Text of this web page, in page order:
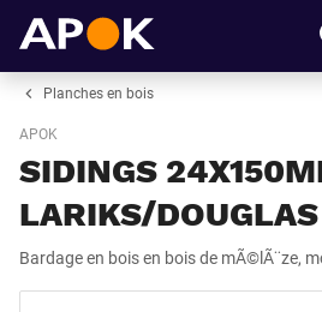
Planches en bois
APOK
SIDINGS
LARIKS/DOUGLAS
Bardage en bois en bois de mÃ©lÃ¨ze,